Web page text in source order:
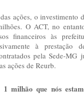
ações, o investimento
O ACT, no
financeiros às
à prestação
pela Sede-MG
ações de Reurb.
milhão que nós